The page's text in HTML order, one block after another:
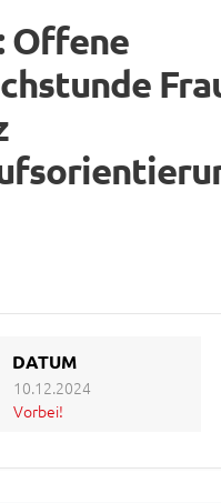
Offene
DATUM
10.12.2024
Vorbei!